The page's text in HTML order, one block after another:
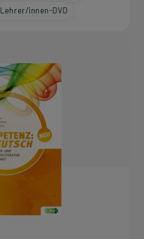
Lehrer/innen-DVD